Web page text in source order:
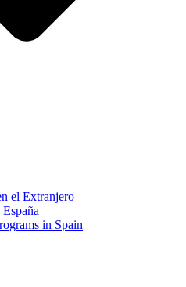
el Extranjero
in Spain